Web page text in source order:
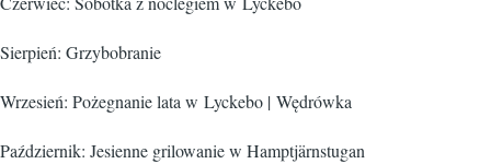
Sierpień: Grzybobranie
Wrzesień: Pożegnanie lata w Lyckebo | Wędrówka
Październik: Jesienne grilowanie w Hamptjärnstugan